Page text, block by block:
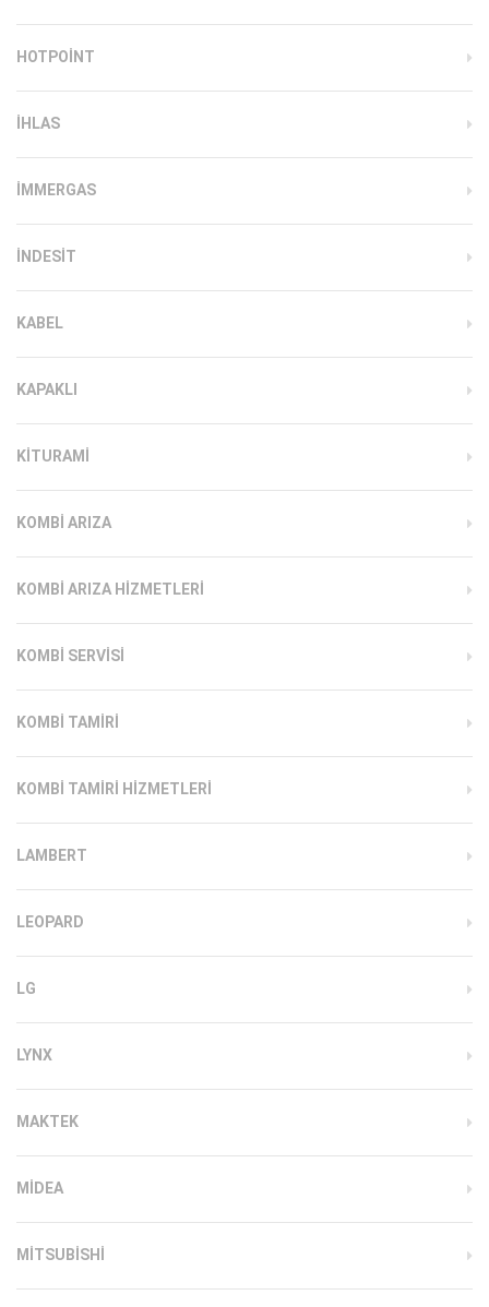
HOTPOINT
IHLAS
İMMERGAS
INDESIT
KABEL
KAPAKLI
KITURAMI
KOMBI ARIZA
KOMBI ARIZA HIZMETLERI
KOMBI SERVISI
KOMBI TAMIRI
KOMBI TAMIRI HIZMETLERI
LAMBERT
LEOPARD
LG
LYNX
MAKTEK
MIDEA
MITSUBISHI